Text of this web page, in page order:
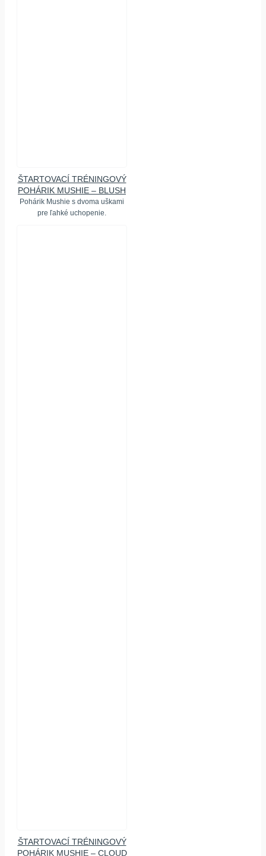
ŠTARTOVACÍ TRÉNINGOVÝ
POHÁRIK MUSHIE – BLUSH
Pohárik Mushie s dvoma uškami
pre ľahké uchopenie.
ŠTARTOVACÍ TRÉNINGOVÝ
POHÁRIK MUSHIE – CLOUD